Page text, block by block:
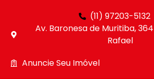
(11) 97203-5132
Av. Baronesa de Muritiba,
Rafael
Anuncie Seu Imóvel